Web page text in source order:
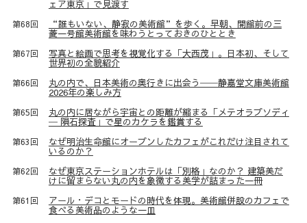
ェア東京」で見渡す
第68回 “誰もいない、静寂の美術館”を歩く。早朝、開館前の三
菱一号館美術館を味わうとっておきのひととき
第67回 写真と絵画で思考を視覚化する「大西茂」。日本初、そして
世界初の全貌紹介
第66回 丸の内で、日本美術の奥行きに出会う──静嘉堂文庫美術館
2026年の楽しみ方
第65回 丸の内に居ながら宇宙との距離が縮まる「メテオラプソディ
─ 隕石探査」で星のカケラを鑑賞する
第63回 なぜ明治生命館にオープンしたカフェがこれだけ注目されて
いるのか？
第62回 なぜ東京ステーションホテルは「別格」なのか？ 建築美だ
けに留まらない丸の内を象徴する美学が詰まった一冊
第61回 アール・デコとモードの時代を体現。美術館併設のカフェで
食べる美術品のような一皿